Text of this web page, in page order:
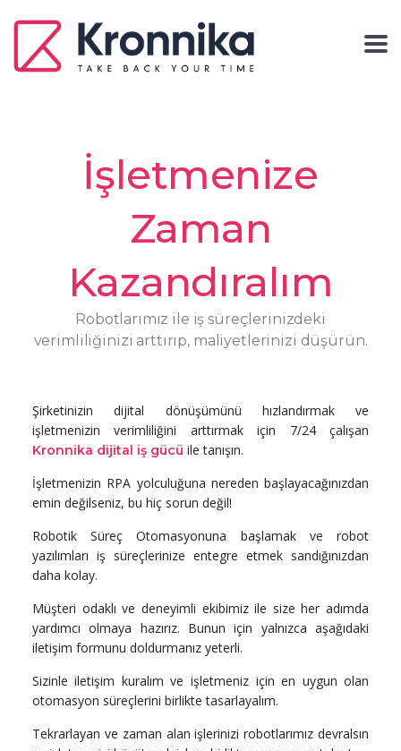
İşletmenize
Zaman
Kazandıralım
Robotlarımız ile iş süreçlerinizdeki
verimliliğinizi arttırıp, maliyetlerinizi düşürün.
Şirketinizin dijital dönüşümünü hızlandırmak ve
işletmenizin verimliliğini arttırmak için 7/24 çalışan
Kronnika dijital iş gücü ile tanışın.
İşletmenizin RPA yolculuğuna nereden başlayacağınızdan
emin değilseniz, bu hiç sorun değil!
Robotik Süreç Otomasyonuna başlamak ve robot
yazılımları iş süreçlerinize entegre etmek sandığınızdan
daha kolay.
Müşteri odaklı ve deneyimli ekibimiz ile size her adımda
yardımcı olmaya hazırız. Bunun için yalnızca aşağıdaki
iletişim formunu doldurmanız yeterli.
Sizinle iletişim kuralım ve işletmeniz için en uygun olan
otomasyon süreçlerini birlikte tasarlayalım.
Tekrarlayan ve zaman alan işlerinizi robotlarımız devralsın